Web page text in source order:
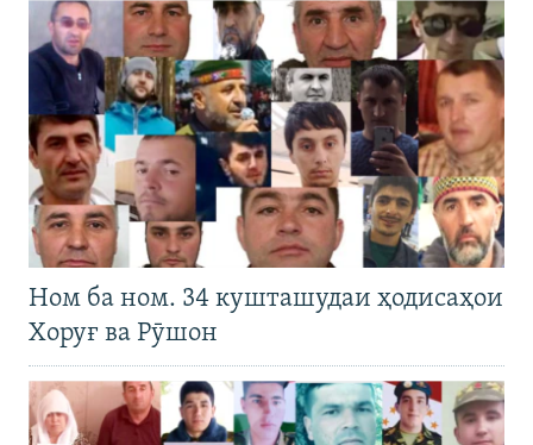
Ном ба ном. 34 кушташудаи ҳодисаҳои
Хоруғ ва Рӯшон